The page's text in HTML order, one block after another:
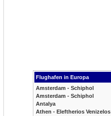
Flughafen in Europa
Amsterdam - Schiphol
Amsterdam - Schiphol
Antalya
Athen - Eleftherios Venizelos